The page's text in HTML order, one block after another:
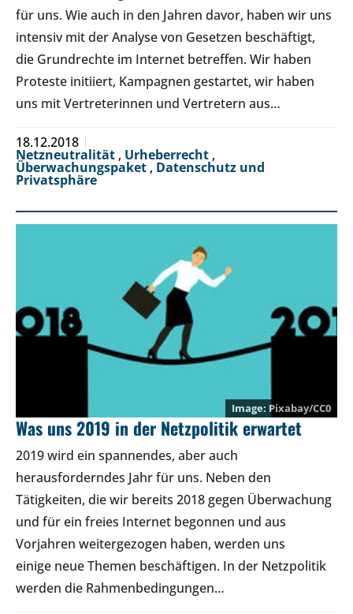
für uns. Wie auch in den Jahren davor, haben wir uns
intensiv mit der Analyse von Gesetzen beschäftigt,
die Grundrechte im Internet betreffen. Wir haben
Proteste initiiert, Kampagnen gestartet, wir haben
uns mit Vertreterinnen und Vertretern aus…
18.12.2018
Netzneutralität , Urheberrecht ,
Überwachungspaket , Datenschutz und
Privatsphäre
Pixabay/CC0
Was uns 2019 in der Netzpolitik erwartet
2019 wird ein spannendes, aber auch
herausforderndes Jahr für uns. Neben den
Tätigkeiten, die wir bereits 2018 gegen Überwachung
und für ein freies Internet begonnen und aus
Vorjahren weitergezogen haben, werden uns
einige neue Themen beschäftigen. In der Netzpolitik
werden die Rahmenbedingungen…